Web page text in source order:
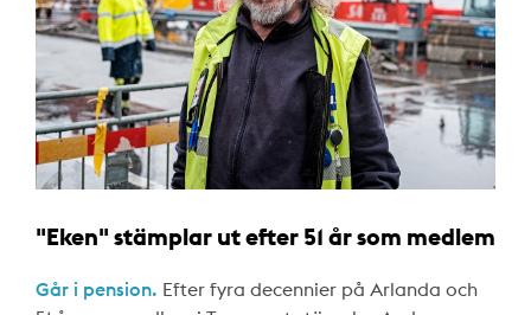
"Eken" stämplar ut efter 51 år som medlem
Går i pension. Efter fyra decennier på Arlanda och